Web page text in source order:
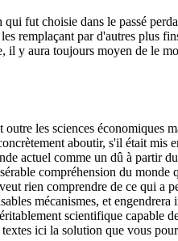
fut choisie dans le passé
remplaçant par d'autres plus
y aura toujours moyen de le
les sciences économiques
aboutir, s'il était
actuel comme un dû à partir
compréhension du
rien comprendre de ce qui a
mécanismes, et
scientifique capable
ici la solution que vous